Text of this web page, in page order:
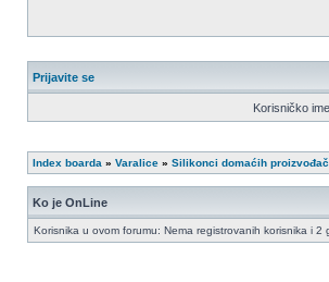
Prijavite se
Korisničko
Index boarda » Varalice » Silikonci domaćih
Ko je OnLine
Korisnika u ovom forumu: Nema registrovanih korisnika i 2